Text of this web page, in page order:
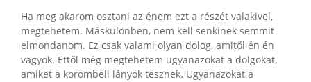
Ha meg akarom osztani az énem ezt a részét valakivel,
megtehetem. Máskülönben, nem kell senkinek semmit
elmondanom. Ez csak valami olyan dolog, amitől én én
vagyok. Ettől még megtehetem ugyanazokat a dolgokat,
amiket a korombeli lányok tesznek. Ugyanazokat a